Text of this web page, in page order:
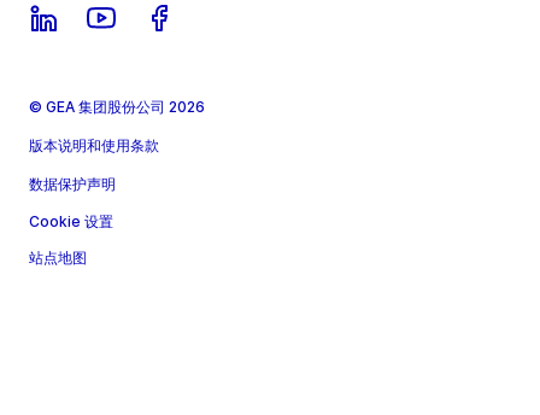
© GEA 集团股份公司 2026
版本说明和使用条款
数据保护声明
Cookie 设置
站点地图